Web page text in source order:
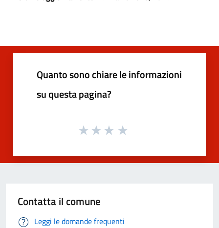
Quanto sono chiare le informazioni
su questa pagina?
Contatta il comune
Leggi le domande frequenti